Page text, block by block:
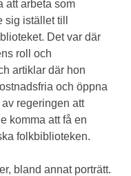
att arbeta som
sig istället till
Det var där
roll och
artiklar där hon
och öppna
regeringen att
komma att få en
folkbiblioteken.
bland annat porträtt.